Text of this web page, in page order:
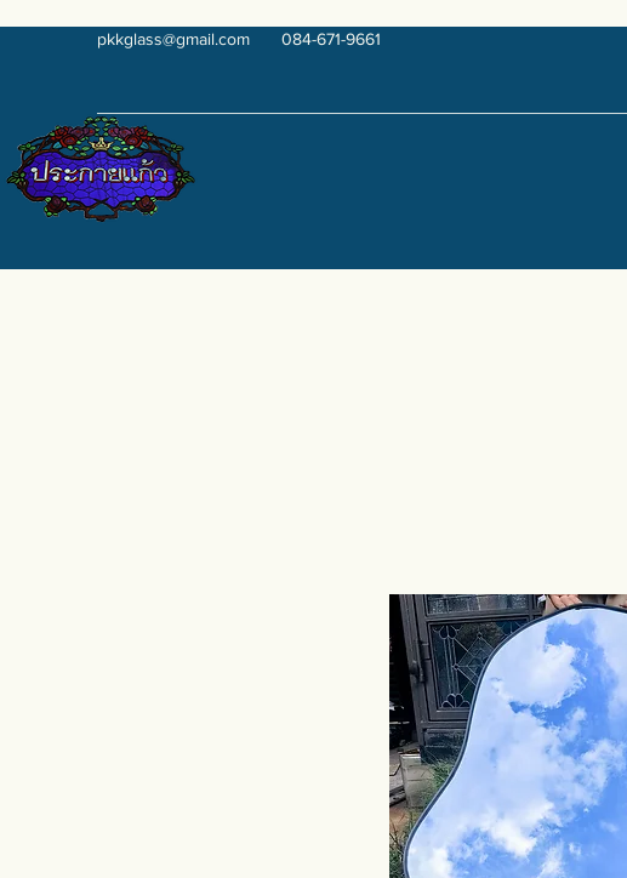
pkkglass@gmail.com 084-671-9661